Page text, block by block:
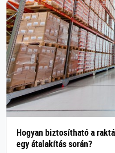
Hogyan biztosítható a
egy átalakítás során?